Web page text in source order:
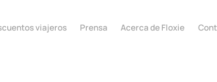
viajeros Prensa Acerca de Floxie